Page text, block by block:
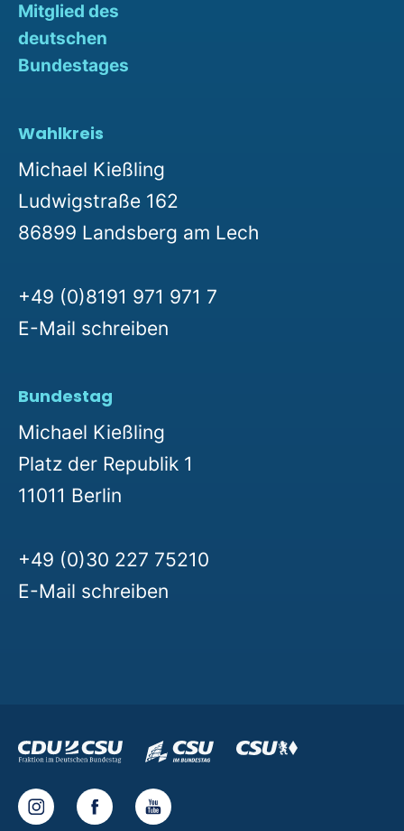
Mitglied des
deutschen
Bundestages
Wahlkreis
Michael Kießling
Ludwigstraße 162
86899 Landsberg am Lech
+49 (0)8191 971 971 7
E-Mail schreiben
Bundestag
Michael Kießling
Platz der Republik 1
11011 Berlin
+49 (0)30 227 75210
E-Mail schreiben